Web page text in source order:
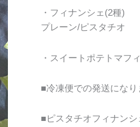
・フィナンシェ(2種)
プレーン/ピスタチオ
・スイートポテトマフ
■冷凍便での発送になり
■ピスタチオフィナン